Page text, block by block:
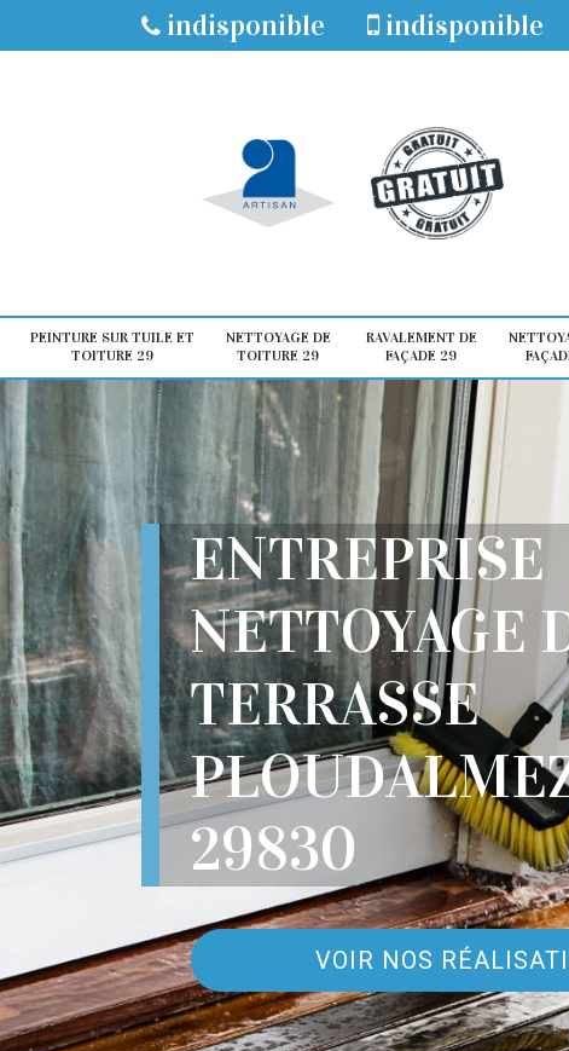
indisponible indisponible
PEINTURE SUR TUILE ET
TOITURE 29
NETTOYAGE DE
TOITURE 29
RAVALEMENT DE
FAÇADE 29
ENTREPRISE
NETTOYAGE
TERRASSE
29830
VOIR NOS